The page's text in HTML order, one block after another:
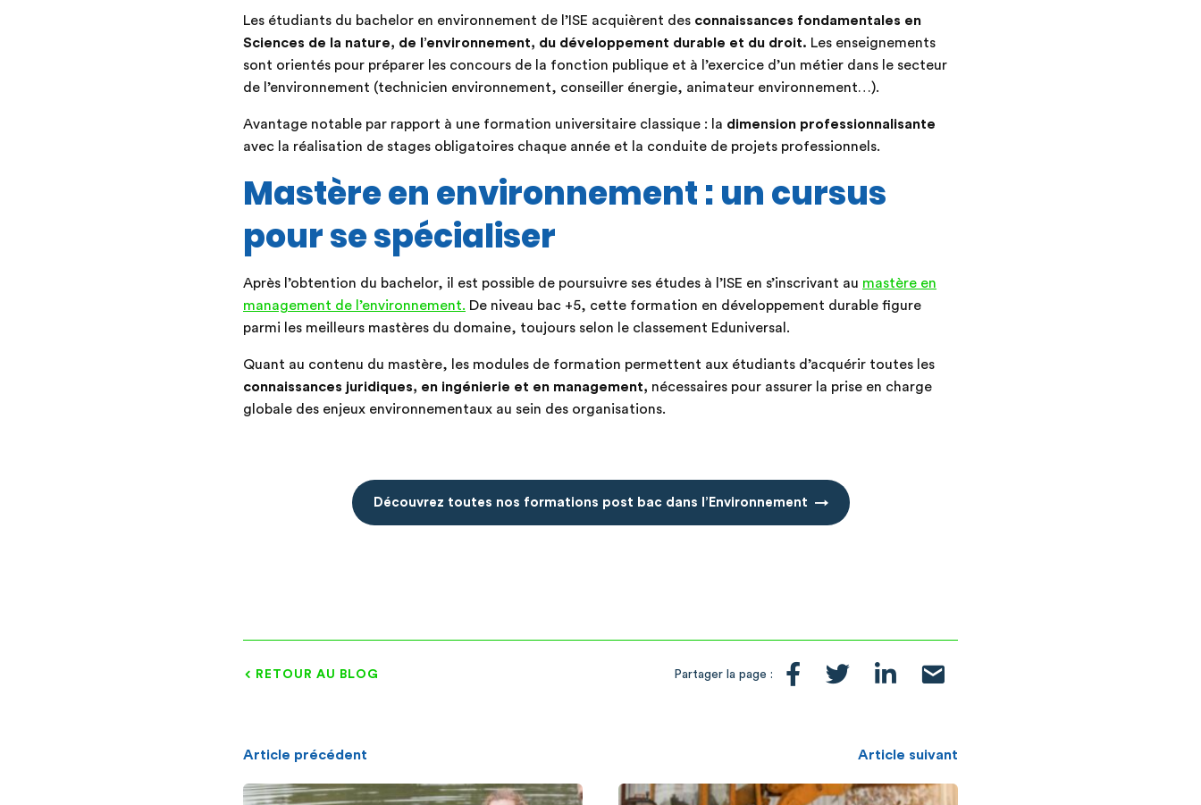
Les étudiants du bachelor en environnement de l’ISE acquièrent des connaissances fondamentales en
Sciences de la nature, de l’environnement, du développement durable et du droit. Les enseignements
sont orientés pour préparer les concours de la fonction publique et à l’exercice d’un métier dans le secteur
de l’environnement (technicien environnement, conseiller énergie, animateur environnement…).
Avantage notable par rapport à une formation universitaire classique : la dimension professionnalisante
avec la réalisation de stages obligatoires chaque année et la conduite de projets professionnels.
Mastère en environnement : un cursus
pour se spécialiser
Après l’obtention du bachelor, il est possible de poursuivre ses études à l’ISE en s’inscrivant au mastère en
management de l’environnement. De niveau bac +5, cette formation en développement durable figure
parmi les meilleurs mastères du domaine, toujours selon le classement Eduniversal.
Quant au contenu du mastère, les modules de formation permettent aux étudiants d’acquérir toutes les
connaissances juridiques, en ingénierie et en management, nécessaires pour assurer la prise en charge
globale des enjeux environnementaux au sein des organisations.
Découvrez toutes nos formations post bac dans l’Environnement
RETOUR AU BLOG Partager la page :
Article précédent Article suivant